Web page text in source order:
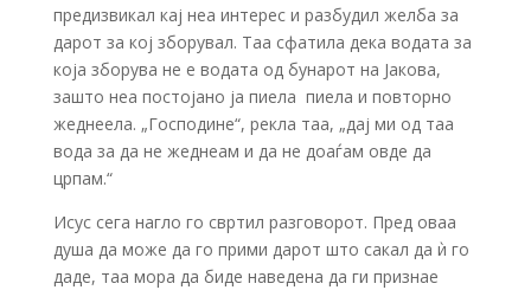
предизвикал кај неа интерес и разбудил желба за
дарот за кој зборувал. Таа сфатила дека водата за
која зборува не е водата од бунарот на Јакова,
зашто неа постојано ја пиела ­ пиела и повторно
жеднеела. „Господине“, рекла таа, „дај ми од таа
вода за да не жеднеам и да не доаѓам овде да
црпам.“
Исус сега нагло го свртил разговорот. Пред оваа
душа да може да го прими дарот што сакал да ѝ го
даде, таа мора да биде наведена да ги признае